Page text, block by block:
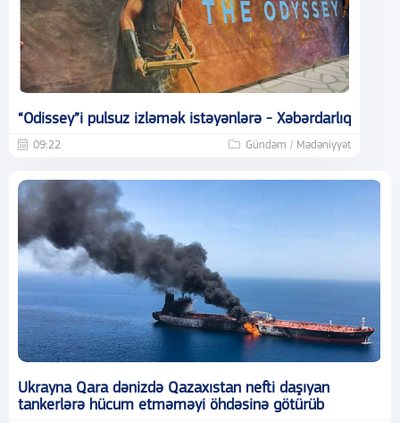
“Odissey”i pulsuz izləmək istəyənlərə - Xəbərdarlıq
09:22 Gündəm / Mədəniyyət
Ukrayna Qara dənizdə Qazaxıstan nefti daşıyan
tankerlərə hücum etməməyi öhdəsinə götürüb